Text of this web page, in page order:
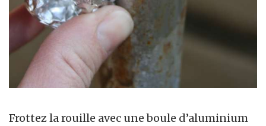
Frottez la rouille avec une boule d’aluminium